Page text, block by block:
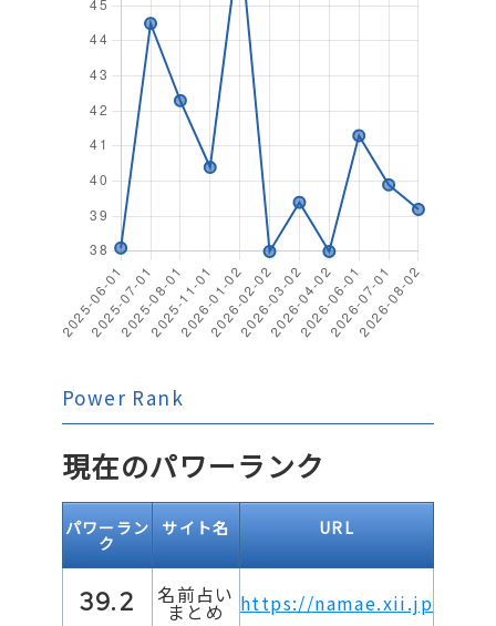
Power Rank
現在のパワーランク
パワーラン
ク
サイト名 URL
39.2 名前占い
まとめ https://namae.xii.jp